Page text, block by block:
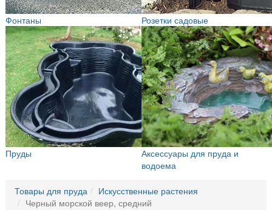
Фонтаны Розетки садовые
Пруды
Аксессуары для пруда и
водоема
Товары для пруда
Искусственные растения
Черный морской веер, средний